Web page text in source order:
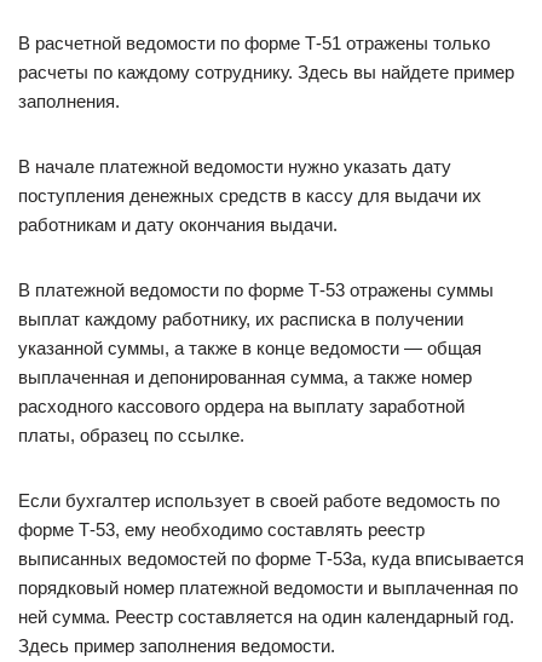
В расчетной ведомости по форме Т-51 отражены только
расчеты по каждому сотруднику. Здесь вы найдете пример
заполнения.
В начале платежной ведомости нужно указать дату
поступления денежных средств в кассу для выдачи их
работникам и дату окончания выдачи.
В платежной ведомости по форме Т-53 отражены суммы
выплат каждому работнику, их расписка в получении
указанной суммы, а также в конце ведомости — общая
выплаченная и депонированная сумма, а также номер
расходного кассового ордера на выплату заработной
платы, образец по ссылке.
Если бухгалтер использует в своей работе ведомость по
форме Т-53, ему необходимо составлять реестр
выписанных ведомостей по форме Т-53а, куда вписывается
порядковый номер платежной ведомости и выплаченная по
ней сумма. Реестр составляется на один календарный год.
Здесь пример заполнения ведомости.